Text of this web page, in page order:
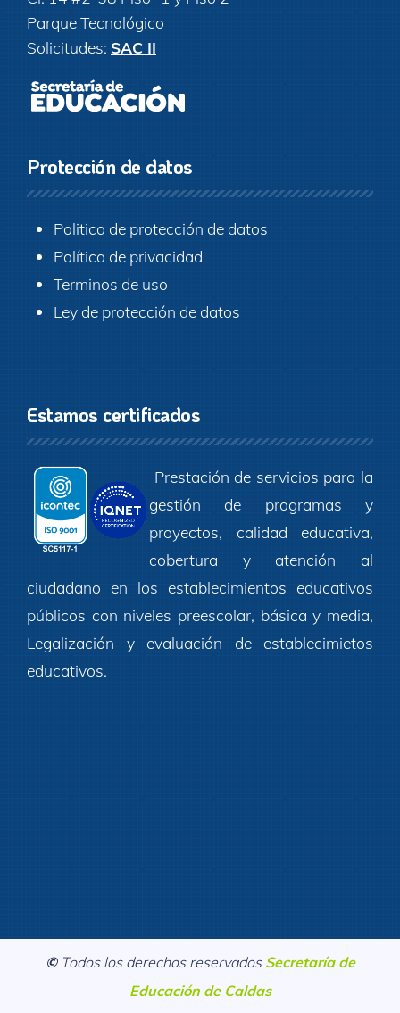
Parque Tecnológico
Solicitudes: SAC II
Protección de datos
Politica de protección de datos
Política de privacidad
Terminos de uso
Ley de protección de datos
Estamos certificados
Prestación de servicios para la
gestión de programas y
proyectos, calidad educativa,
cobertura y atención al
ciudadano en los establecimientos educativos
públicos con niveles preescolar, básica y media,
Legalización y evaluación de establecimietos
educativos.
©Todos los derechos reservados Secretaría de
Educación de Caldas